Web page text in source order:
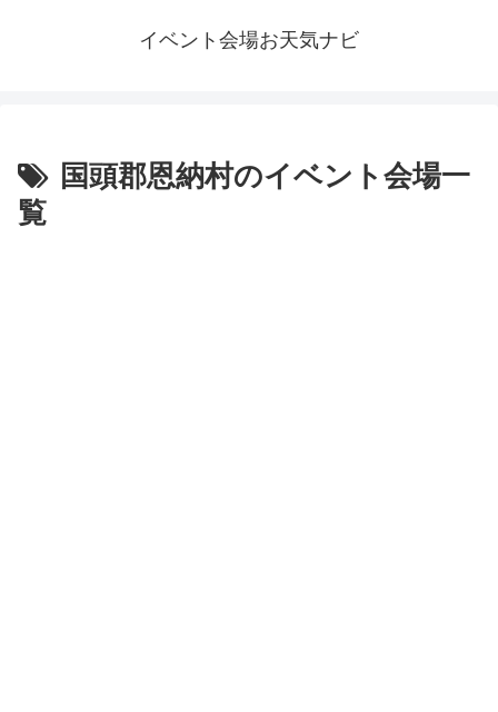
イベント会場お天気ナビ
国頭郡恩納村のイベント会場一
覧